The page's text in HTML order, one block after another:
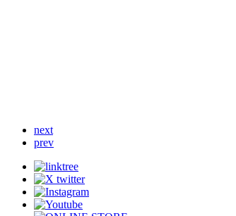
Link
next
prev